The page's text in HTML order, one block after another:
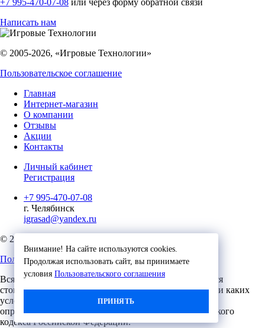
Внимание! На сайте используются cookies.
Продолжая использовать сайт, вы принимаете
условия Пользовательского соглашения
ПРИНЯТЬ
Написать нам
© 2005-2026, «Игровые Технологии»
Пользовательское соглашение
Главная
Интернет-магазин
О компании
Отзывы
Акции
Контакты
Личный кабинет
Регистрация
+7 995-470-07-08
г. Челябинск
igrasad@yandex.ru
© 2023, Игровые Технологии
Пользовательское соглашение
Вся представленная на сайте информация, касающаяся
стоимости, носит информационный характер и ни при каких
условиях не является публичной офертой,
определяемой положениями Статьи 437 (2) Гражданского
кодекса Российской Федерации.